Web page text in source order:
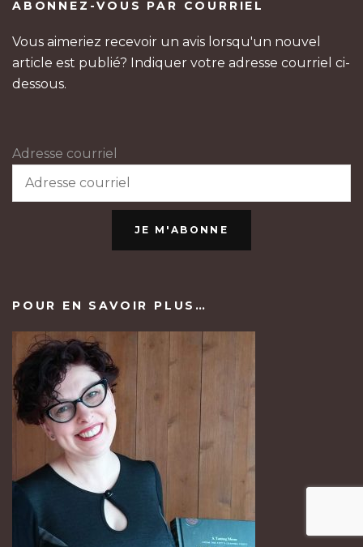
ABONNEZ-VOUS PAR COURRIEL
Vous aimeriez recevoir un avis lorsqu'un nouvel
article est publié? Indiquer votre adresse courriel ci-
dessous.
Adresse courriel
JE M'ABONNE
POUR EN SAVOIR PLUS…